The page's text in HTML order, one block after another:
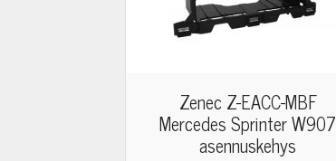
Zenec Z-EACC-MBF
Mercedes Sprinter W907
asennuskehys